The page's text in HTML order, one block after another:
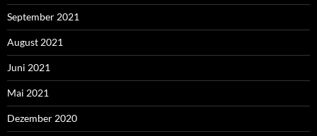
September 2021
August 2021
Juni 2021
Mai 2021
Dezember 2020